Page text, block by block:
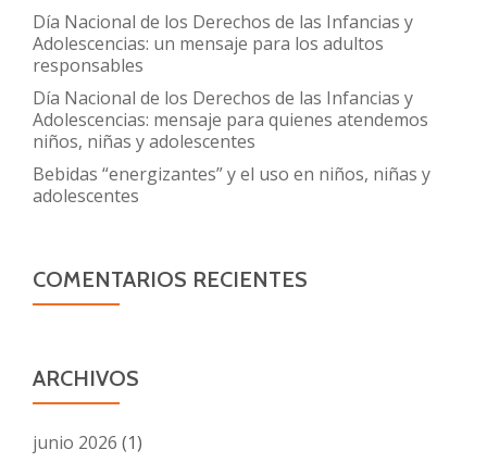
Día Nacional de los Derechos de las Infancias y
Adolescencias: un mensaje para los adultos
responsables
Día Nacional de los Derechos de las Infancias y
Adolescencias: mensaje para quienes atendemos
niños, niñas y adolescentes
Bebidas “energizantes” y el uso en niños, niñas y
adolescentes
COMENTARIOS RECIENTES
ARCHIVOS
junio 2026 (1)